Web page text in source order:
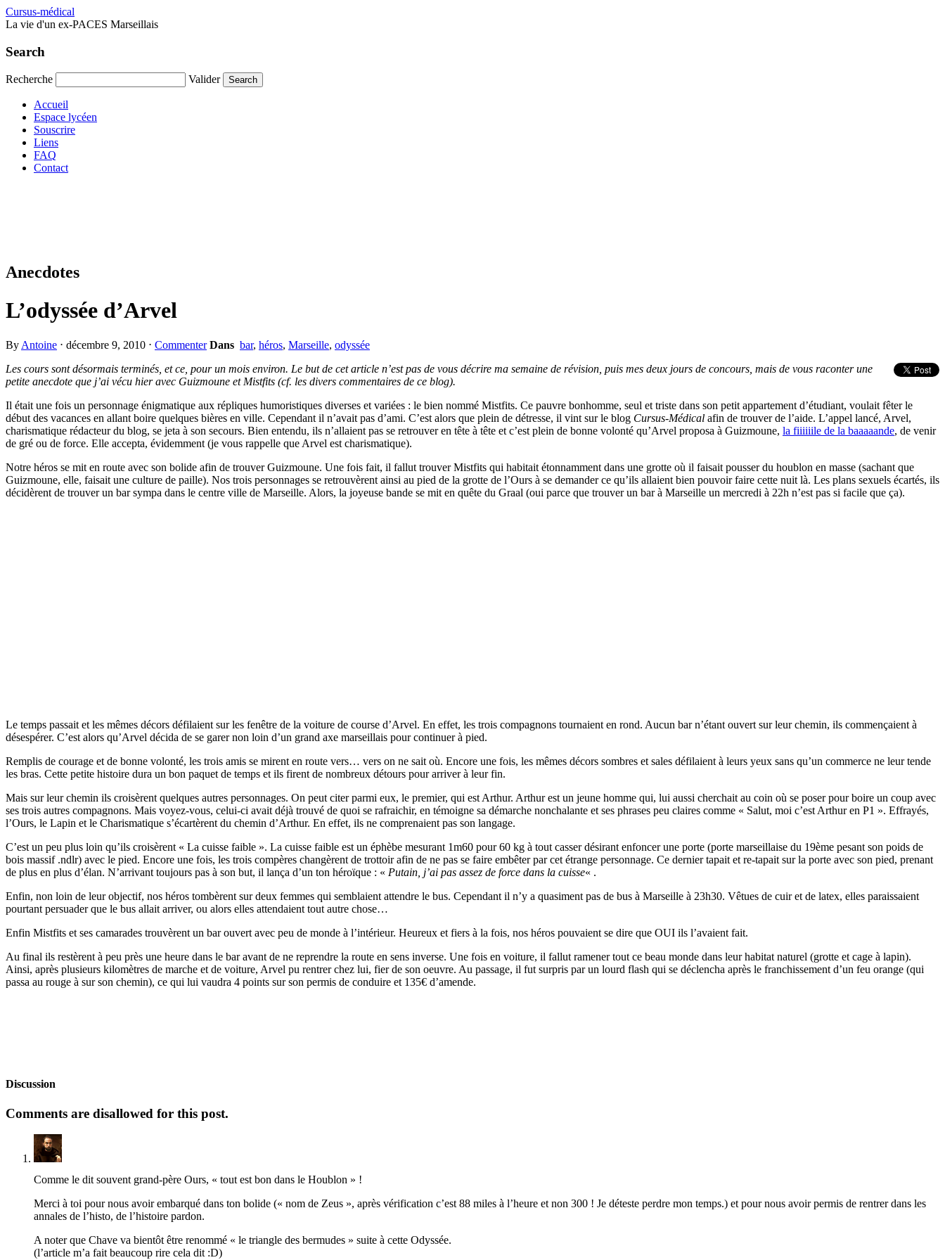
Cursus-médical
La vie d'un ex-PACES Marseillais
Search
Recherche Valider
Accueil
Espace lycéen
Souscrire
Liens
FAQ
Contact
Anecdotes
L’odyssée d’Arvel
By Antoine ⋅ décembre 9, 2010 ⋅ Commenter Dans bar, héros, Marseille, odyssée
Les cours sont désormais terminés, et ce, pour un mois environ. Le but de cet article n’est pas de vous décrire ma semaine de révision, puis mes deux jours de concours, mais de vous raconter une
petite anecdote que j’ai vécu hier avec Guizmoune et Mistfits (cf. les divers commentaires de ce blog).
Il était une fois un personnage énigmatique aux répliques humoristiques diverses et variées : le bien nommé Mistfits. Ce pauvre bonhomme, seul et triste dans son petit appartement d’étudiant, voulait fêter le
début des vacances en allant boire quelques bières en ville. Cependant il n’avait pas d’ami. C’est alors que plein de détresse, il vint sur le blog Cursus-Médical afin de trouver de l’aide. L’appel lancé, Arvel,
charismatique rédacteur du blog, se jeta à son secours. Bien entendu, ils n’allaient pas se retrouver en tête à tête et c’est plein de bonne volonté qu’Arvel proposa à Guizmoune, la fiiiiiile de la baaaaande, de venir
de gré ou de force. Elle accepta, évidemment (je vous rappelle que Arvel est charismatique).
Notre héros se mit en route avec son bolide afin de trouver Guizmoune. Une fois fait, il fallut trouver Mistfits qui habitait étonnamment dans une grotte où il faisait pousser du houblon en masse (sachant que
Guizmoune, elle, faisait une culture de paille). Nos trois personnages se retrouvèrent ainsi au pied de la grotte de l’Ours à se demander ce qu’ils allaient bien pouvoir faire cette nuit là. Les plans sexuels écartés, ils
décidèrent de trouver un bar sympa dans le centre ville de Marseille. Alors, la joyeuse bande se mit en quête du Graal (oui parce que trouver un bar à Marseille un mercredi à 22h n’est pas si facile que ça).
Le temps passait et les mêmes décors défilaient sur les fenêtre de la voiture de course d’Arvel. En effet, les trois compagnons tournaient en rond. Aucun bar n’étant ouvert sur leur chemin, ils commençaient à
désespérer. C’est alors qu’Arvel décida de se garer non loin d’un grand axe marseillais pour continuer à pied.
Remplis de courage et de bonne volonté, les trois amis se mirent en route vers… vers on ne sait où. Encore une fois, les mêmes décors sombres et sales défilaient à leurs yeux sans qu’un commerce ne leur tende
les bras. Cette petite histoire dura un bon paquet de temps et ils firent de nombreux détours pour arriver à leur fin.
Mais sur leur chemin ils croisèrent quelques autres personnages. On peut citer parmi eux, le premier, qui est Arthur. Arthur est un jeune homme qui, lui aussi cherchait au coin où se poser pour boire un coup avec
ses trois autres compagnons. Mais voyez-vous, celui-ci avait déjà trouvé de quoi se rafraichir, en témoigne sa démarche nonchalante et ses phrases peu claires comme « Salut, moi c’est Arthur en P1 ». Effrayés,
l’Ours, le Lapin et le Charismatique s’écartèrent du chemin d’Arthur. En effet, ils ne comprenaient pas son langage.
C’est un peu plus loin qu’ils croisèrent « La cuisse faible ». La cuisse faible est un éphèbe mesurant 1m60 pour 60 kg à tout casser désirant enfoncer une porte (porte marseillaise du 19ème pesant son poids de
bois massif .ndlr) avec le pied. Encore une fois, les trois compères changèrent de trottoir afin de ne pas se faire embêter par cet étrange personnage. Ce dernier tapait et re-tapait sur la porte avec son pied, prenant
de plus en plus d’élan. N’arrivant toujours pas à son but, il lança d’un ton héroïque : « Putain, j’ai pas assez de force dans la cuisse« .
Enfin, non loin de leur objectif, nos héros tombèrent sur deux femmes qui semblaient attendre le bus. Cependant il n’y a quasiment pas de bus à Marseille à 23h30. Vêtues de cuir et de latex, elles paraissaient
pourtant persuader que le bus allait arriver, ou alors elles attendaient tout autre chose…
Enfin Mistfits et ses camarades trouvèrent un bar ouvert avec peu de monde à l’intérieur. Heureux et fiers à la fois, nos héros pouvaient se dire que OUI ils l’avaient fait.
Au final ils restèrent à peu près une heure dans le bar avant de ne reprendre la route en sens inverse. Une fois en voiture, il fallut ramener tout ce beau monde dans leur habitat naturel (grotte et cage à lapin).
Ainsi, après plusieurs kilomètres de marche et de voiture, Arvel pu rentrer chez lui, fier de son oeuvre. Au passage, il fut surpris par un lourd flash qui se déclencha après le franchissement d’un feu orange (qui
passa au rouge à sur son chemin), ce qui lui vaudra 4 points sur son permis de conduire et 135€ d’amende.
Discussion
Comments are disallowed for this post.
Comme le dit souvent grand-père Ours, « tout est bon dans le Houblon » !
Merci à toi pour nous avoir embarqué dans ton bolide (« nom de Zeus », après vérification c’est 88 miles à l’heure et non 300 ! Je déteste perdre mon temps.) et pour nous avoir permis de rentrer dans les
annales de l’histo, de l’histoire pardon.
A noter que Chave va bientôt être renommé « le triangle des bermudes » suite à cette Odyssée.
(l’article m’a fait beaucoup rire cela dit :D)